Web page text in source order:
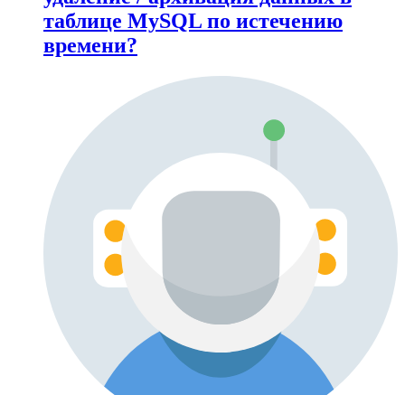
таблице MySQL по истечению
времени?